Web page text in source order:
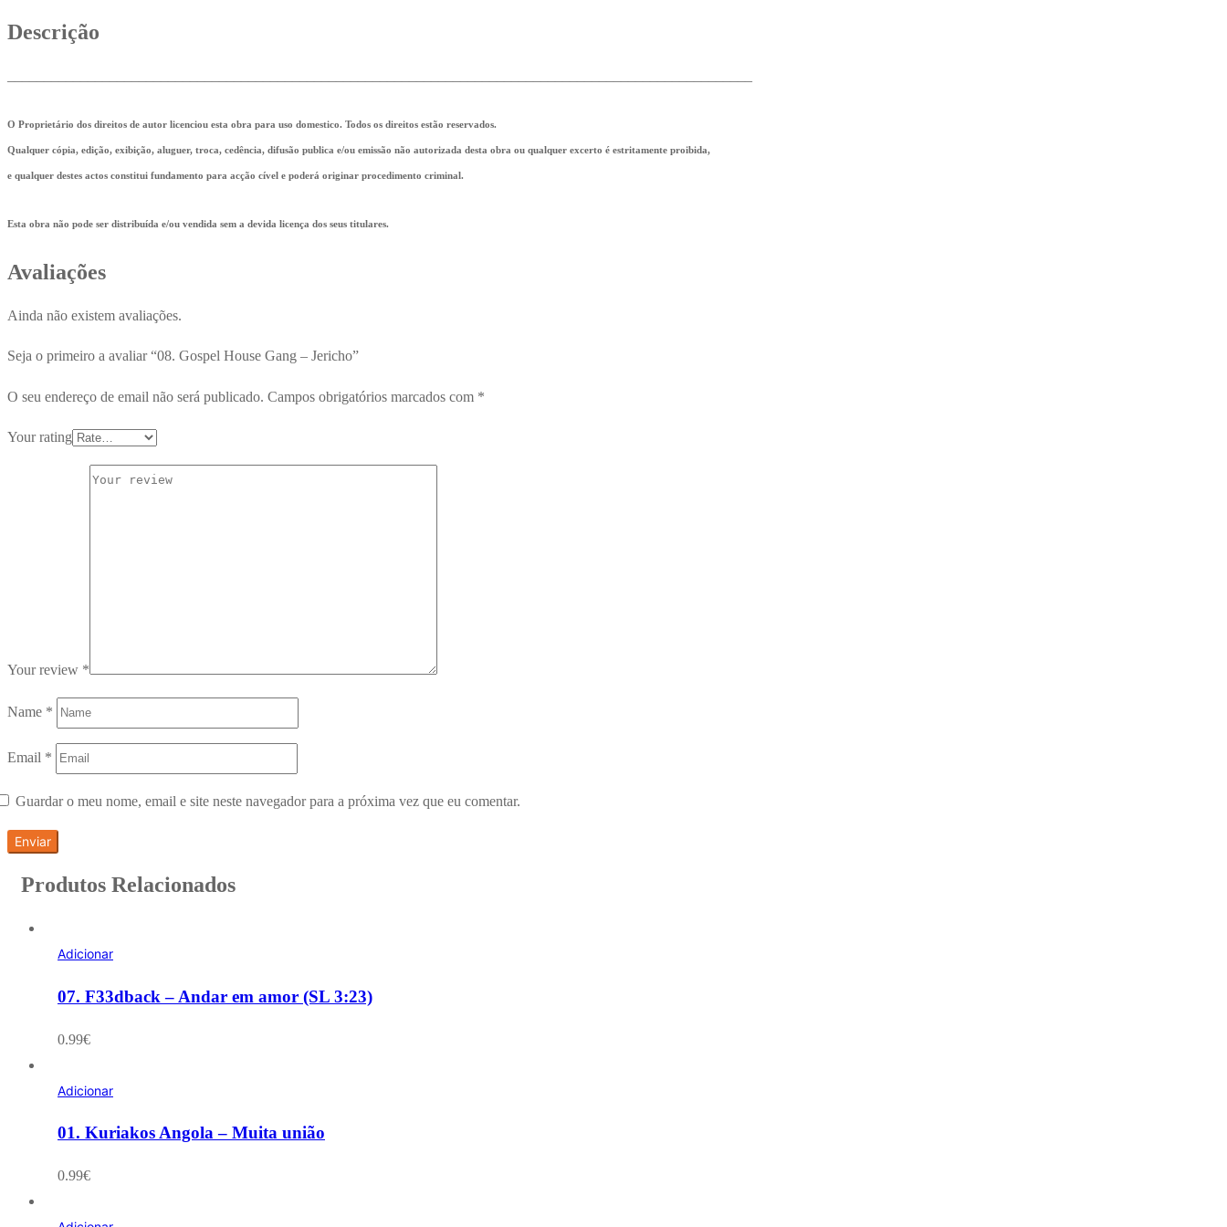
Descrição
O Proprietário dos direitos de autor licenciou esta obra para uso domestico. Todos os direitos estão reservados.
Qualquer cópia, edição, exibição, aluguer, troca, cedência, difusão publica e/ou emissão não autorizada desta obra ou qualquer excerto é estritamente proibida,
e qualquer destes actos constitui fundamento para acção cível e poderá originar procedimento criminal.
Esta obra não pode ser distribuída e/ou vendida sem a devida licença dos seus titulares.
Avaliações
Ainda não existem avaliações.
Seja o primeiro a avaliar “08. Gospel House Gang – Jericho”
O seu endereço de email não será publicado. Campos obrigatórios marcados com *
Your rating
Your review *
Name *
Email *
Guardar o meu nome, email e site neste navegador para a próxima vez que eu comentar.
Produtos Relacionados
Adicionar
07. F33dback – Andar em amor (SL 3:23)
0.99€
Adicionar
01. Kuriakos Angola – Muita união
0.99€